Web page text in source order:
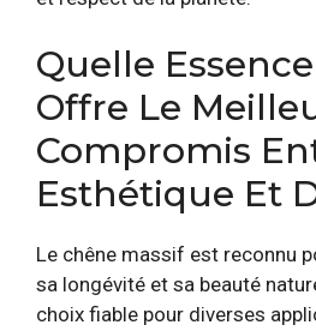
Quelle
Offre Le
Compromis
Esthétique Et
Le chêne massif est reconnu
sa longévité et sa beauté
choix fiable pour diverses